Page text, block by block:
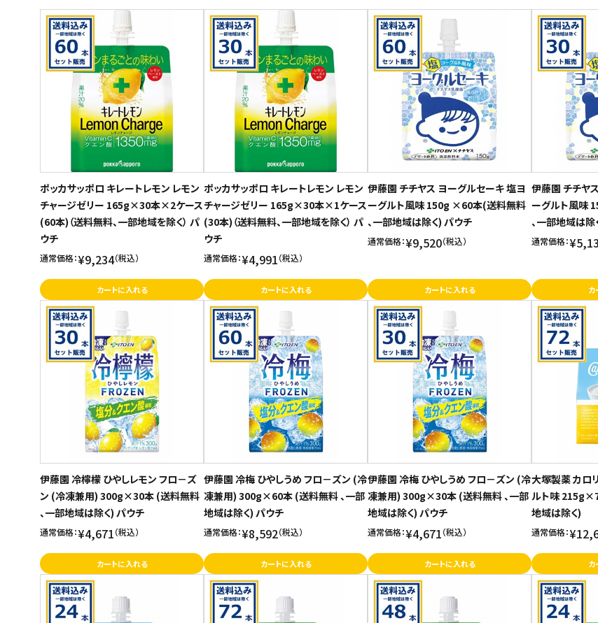
お菓子
飲料
ギフト
セール
フードロス
ペット用品
SHOP GUIDE
ご利用ガイド
特定商取引法表示について
プライバシーポリシー
会社概要
新着順
発売日順
価格が安い
価格が高い
お気に入り登録数
ポッカサッポロ キレートレモン レモン
チャージゼリー 165g×30本×2ケース
(60本)（送料無料、一部地域を除く） パ
ウチ
通常価格：¥9,234（税込）
カートに入れる
ポッカサッポロ キレートレモン レモン
チャージゼリー 165g×30本×1ケース
(30本)（送料無料、一部地域を除く） パ
ウチ
通常価格：¥4,991（税込）
カートに入れる
伊藤園 チチヤス ヨーグルセーキ 塩ヨ
ーグルト風味 150g ×60本(送料無料
、一部地域は除く) パウチ
通常価格：¥9,520（税込）
カートに入れる
伊藤園 チチヤ
ーグルト風味
、一部地域は除
通常価格：
カ
伊藤園 冷檸檬 ひやしレモン フロ－ズ
ン (冷凍兼用) 300g×30本 (送料無料
、一部地域は除く) パウチ
通常価格：¥4,671（税込）
カートに入れる
伊藤園 冷梅 ひやしうめ フロ－ズン (冷
凍兼用) 300g×60本 (送料無料 、一部
地域は除く) パウチ
通常価格：¥8,592（税込）
カートに入れる
伊藤園 冷梅 ひやしうめ フロ－ズン (冷
凍兼用) 300g×30本 (送料無料 、一部
地域は除く) パウチ
通常価格：¥4,671（税込）
カートに入れる
大塚製薬 カロ
ルト味
地域は除く)
通常価格：
カ